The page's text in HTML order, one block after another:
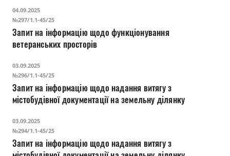
04.09.2025
№297/1.1-45/25
Запит на інформацію щодо функціонування
ветеранських просторів
03.09.2025
№296/1.1-45/25
Запит на інформацію щодо надання витягу з
містобудівної документації на земельну ділянку
03.09.2025
№294/1.1-45/25
Запит на інформацію щодо надання витягу з